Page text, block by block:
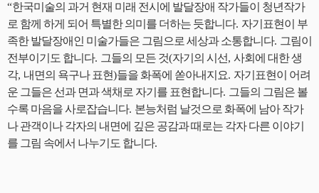
“한국미술의 과거 현재 미래 전시에 발달장애 작가들이 청년작가
로 함께 하게 되어 특별한 의미를 더하는 듯합니다. 자기표현이 부
족한 발달장애인 미술가들은 그림으로 세상과 소통합니다. 그림이
전부이기도 합니다. 그들의 모든 것(자기의 시선, 사회에 대한 생
각, 내면의 욕구나 표현)들을 화폭에 쏟아내지요. 자기표현이 어려
운 그들은 선과 면과 색채로 자기를 표현합니다. 그들의 그림은 볼
수록 마음을 사로잡습니다. 본능처럼 날것으로 화폭에 남아 작가
나 관객이나 각자의 내면에 깊은 공감과 때로는 각자 다른 이야기
를 그림 속에서 나누기도 합니다.